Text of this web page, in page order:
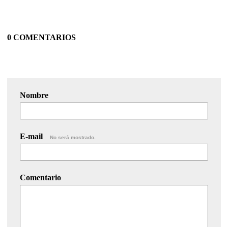
0 COMENTARIOS
Nombre
E-mail No será mostrado.
Comentario